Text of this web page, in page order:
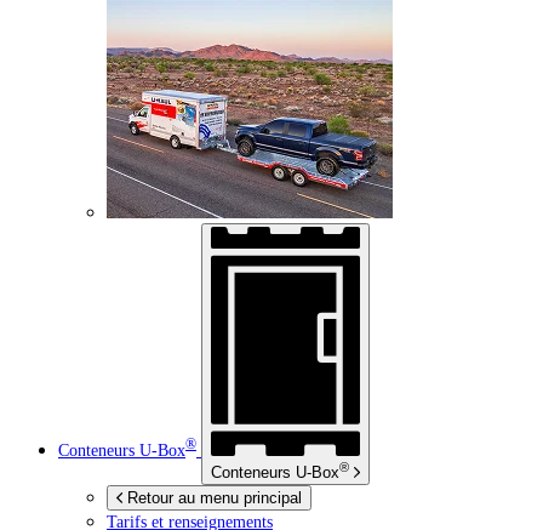
Conteneurs U-Box®
Conteneurs U-Box®
Retour au menu principal
Tarifs et renseignements